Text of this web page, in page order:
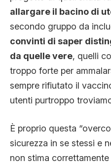
allargare il bacino di
secondo gruppo da
convinti di saper
da quelle vere, quelli
troppo forte per
sempre rifiutato il
utenti purtroppo
È proprio questa
sicurezza in se stessi e
non stima